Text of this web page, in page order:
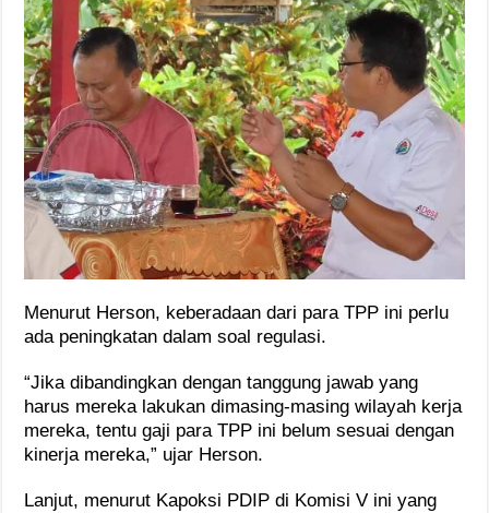
Menurut Herson, keberadaan dari para TPP ini perlu
ada peningkatan dalam soal regulasi.
“Jika dibandingkan dengan tanggung jawab yang
harus mereka lakukan dimasing-masing wilayah kerja
mereka, tentu gaji para TPP ini belum sesuai dengan
kinerja mereka,” ujar Herson.
Lanjut, menurut Kapoksi PDIP di Komisi V ini yang